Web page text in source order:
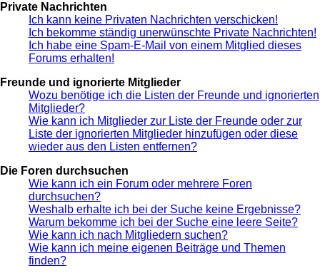
Private Nachrichten
Ich kann keine Privaten Nachrichten verschicken!
Ich bekomme ständig unerwünschte Private Nachrichten!
Ich habe eine Spam-E-Mail von einem Mitglied dieses
Forums erhalten!
Freunde und ignorierte Mitglieder
Wozu benötige ich die Listen der Freunde und ignorierten
Mitglieder?
Wie kann ich Mitglieder zur Liste der Freunde oder zur
Liste der ignorierten Mitglieder hinzufügen oder diese
wieder aus den Listen entfernen?
Die Foren durchsuchen
Wie kann ich ein Forum oder mehrere Foren
durchsuchen?
Weshalb erhalte ich bei der Suche keine Ergebnisse?
Warum bekomme ich bei der Suche eine leere Seite?
Wie kann ich nach Mitgliedern suchen?
Wie kann ich meine eigenen Beiträge und Themen
finden?